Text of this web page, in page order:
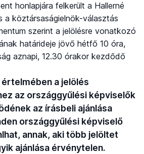
honlapjára felkerült a Hallerné
a köztársaságielnök-választás
szerint a jelölésre vonatkozó
határideje jövő hétfő 10 óra,
aznapi, 12.30 órakor kezdődő
a jelölés
az országgyűlési képviselők
az írásbeli ajánlása
országgyűlési képviselő
annak, aki több jelöltet
ajánlása érvénytelen.